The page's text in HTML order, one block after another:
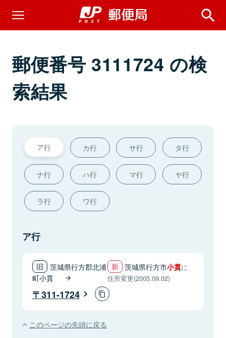
郵便番号 3111724 の検
索結果
ア行 カ行 サ行 タ行
ナ行 ハ行 マ行 ヤ行
ラ行 ワ行
ア行
茨城県行方郡北浦
町小貫
茨城県行方市小貫に
住所変更(2005.09.02)
311-1724
このページの先頭に戻る